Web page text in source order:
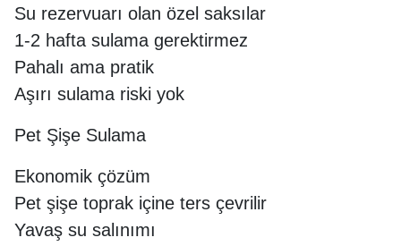
Su rezervuarı olan özel saksılar
1-2 hafta sulama gerektirmez
Pahalı ama pratik
Aşırı sulama riski yok
Pet Şişe Sulama
Ekonomik çözüm
Pet şişe toprak içine ters çevrilir
Yavaş su salınımı